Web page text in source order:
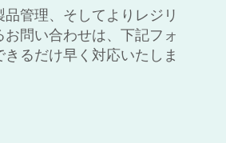
管理、そしてよりレジリ
問い合わせは、下記フォ
るだけ早く対応いたしま